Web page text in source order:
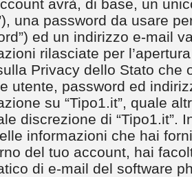
avrà, di base, un
una password da usare
ed un indirizzo e-mail
rilasciate per
Privacy dello Stato che
utente, password ed
su “Tipo1.it”, quale
discrezione di “Tipo1.it”.
informazioni che hai
del tuo account, hai
di e-mail del software